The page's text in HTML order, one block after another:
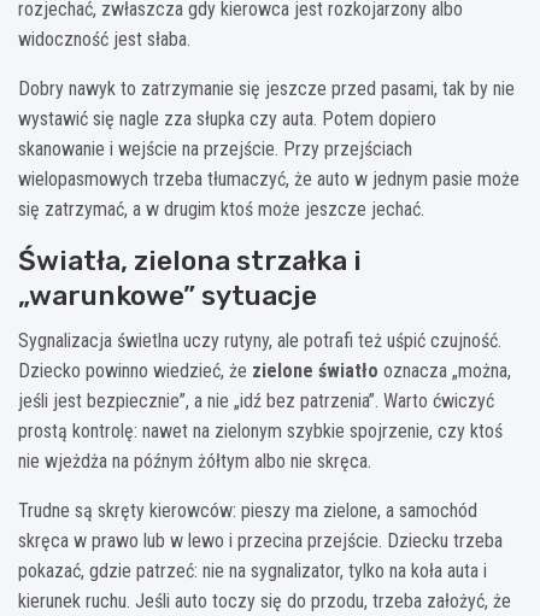
rozjechać, zwłaszcza gdy kierowca jest rozkojarzony albo
widoczność jest słaba.
Dobry nawyk to zatrzymanie się jeszcze przed pasami, tak by nie
wystawić się nagle zza słupka czy auta. Potem dopiero
skanowanie i wejście na przejście. Przy przejściach
wielopasmowych trzeba tłumaczyć, że auto w jednym pasie może
się zatrzymać, a w drugim ktoś może jeszcze jechać.
Światła, zielona strzałka i
„warunkowe” sytuacje
Sygnalizacja świetlna uczy rutyny, ale potrafi też uśpić czujność.
Dziecko powinno wiedzieć, że zielone światło oznacza „można,
jeśli jest bezpiecznie”, a nie „idź bez patrzenia”. Warto ćwiczyć
prostą kontrolę: nawet na zielonym szybkie spojrzenie, czy ktoś
nie wjeżdża na późnym żółtym albo nie skręca.
Trudne są skręty kierowców: pieszy ma zielone, a samochód
skręca w prawo lub w lewo i przecina przejście. Dziecku trzeba
pokazać, gdzie patrzeć: nie na sygnalizator, tylko na koła auta i
kierunek ruchu. Jeśli auto toczy się do przodu, trzeba założyć, że